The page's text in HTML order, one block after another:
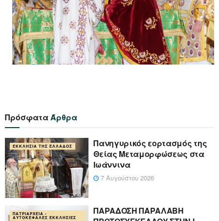
ΠρόσφαταΆρθρα
ΕΚΚΛΗΣΊΑ ΤΗΣ ΕΛΛΆΔΟΣ
Πανηγυρικός εορτασμός της
Θείας Μεταμορφώσεως στα
Ιωάννινα
7 Αυγούστου 2026
ΠΑΤΡΙΑΡΧΕΊΑ -
ΑΥΤΟΚΈΦΑΛΕΣ ΕΚΚΛΗΣΊΕΣ
ΠΑΡΑΔΟΣΗ ΠΑΡΑΛΑΒΗ